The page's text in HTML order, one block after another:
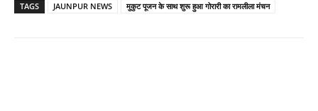
TAGS JAUNPUR NEWS मुकुट पूजन के साथ शुरू हुआ गोरारी का रामलीला मंचन